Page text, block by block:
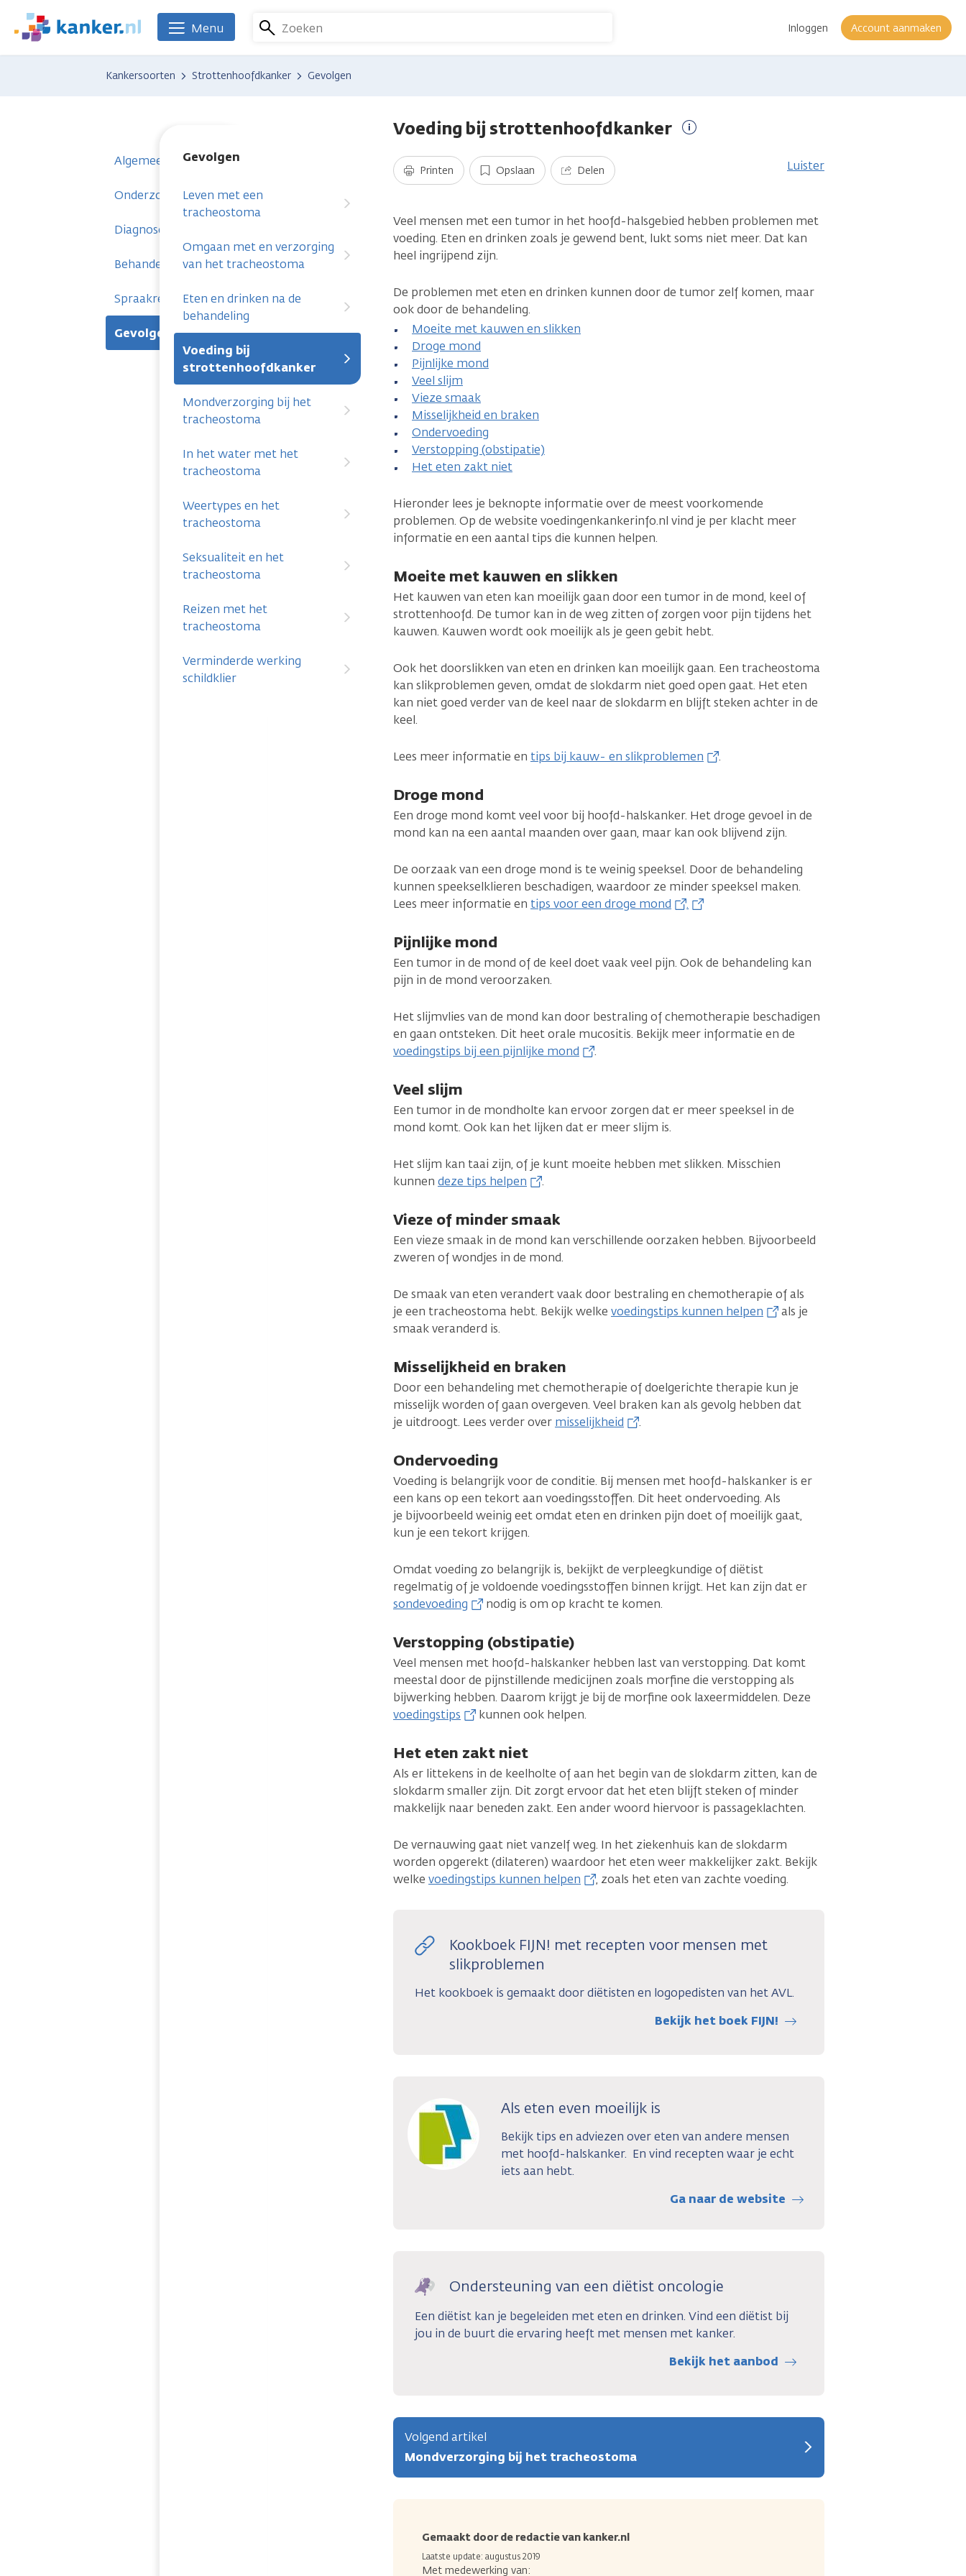
naar
We
zijn
Zoeken Inloggen Account aanmaken
Menu
Kankersoorten Strottenhoofdkanker Gevolgen
Algemeen
Onderzoeken
Diagnose
Behandelingen
Spraakrevalidatie
Gevolgen
Gevolgen
Leven met een
tracheostoma
Omgaan met en verzorging
van het tracheostoma
Eten en drinken na de
behandeling
Voeding bij
strottenhoofdkanker
Mondverzorging bij het
tracheostoma
In het water met het
tracheostoma
Weertypes en het
tracheostoma
Seksualiteit en het
tracheostoma
Reizen met het
tracheostoma
Verminderde werking
schildklier
Voeding bij strottenhoofdkanker
Printen Opslaan Delen Luister
Veel mensen met een tumor in het hoofd-halsgebied hebben problemen met
voeding. Eten en drinken zoals je gewend bent, lukt soms niet meer. Dat kan
heel ingrijpend zijn.
De problemen met eten en drinken kunnen door de tumor zelf komen, maar
ook door de behandeling.
Moeite met kauwen en slikken
Droge mond
Pijnlijke mond
Veel slijm
Vieze smaak
Misselijkheid en braken
Ondervoeding
Verstopping (obstipatie)
Het eten zakt niet
Hieronder lees je beknopte informatie over de meest voorkomende
problemen. Op de website voedingenkankerinfo.nl vind je per klacht meer
informatie en een aantal tips die kunnen helpen.
Moeite met kauwen en slikken
Het kauwen van eten kan moeilijk gaan door een tumor in de mond, keel of
strottenhoofd. De tumor kan in de weg zitten of zorgen voor pijn tijdens het
kauwen. Kauwen wordt ook moeilijk als je geen gebit hebt.
Ook het doorslikken van eten en drinken kan moeilijk gaan. Een tracheostoma
kan slikproblemen geven, omdat de slokdarm niet goed open gaat. Het eten
kan niet goed verder van de keel naar de slokdarm en blijft steken achter in de
keel.
Lees meer informatie en tips bij kauw- en slikproblemen .
Droge mond
Een droge mond komt veel voor bij hoofd-halskanker. Het droge gevoel in de
mond kan na een aantal maanden over gaan, maar kan ook blijvend zijn.
De oorzaak van een droge mond is te weinig speeksel. Door de behandeling
kunnen speekselklieren beschadigen, waardoor ze minder speeksel maken.
Lees meer informatie en tips voor een droge mond .
Pijnlijke mond
Een tumor in de mond of de keel doet vaak veel pijn. Ook de behandeling kan
pijn in de mond veroorzaken.
Het slijmvlies van de mond kan door bestraling of chemotherapie beschadigen
en gaan ontsteken. Dit heet orale mucositis. Bekijk meer informatie en de
voedingstips bij een pijnlijke mond
.
Veel slijm
Een tumor in de mondholte kan ervoor zorgen dat er meer speeksel in de
mond komt. Ook kan het lijken dat er meer slijm is.
Het slijm kan taai zijn, of je kunt moeite hebben met slikken. Misschien
kunnen deze tips helpen .
Vieze of minder smaak
Een vieze smaak in de mond kan verschillende oorzaken hebben. Bijvoorbeeld
zweren of wondjes in de mond.
De smaak van eten verandert vaak door bestraling en chemotherapie of als
je een tracheostoma hebt. Bekijk welke voedingstips kunnen helpen
als je
smaak veranderd is.
Misselijkheid en braken
Door een behandeling met chemotherapie of doelgerichte therapie kun je
misselijk worden of gaan overgeven. Veel braken kan als gevolg hebben dat
je uitdroogt. Lees verder over misselijkheid .
Ondervoeding
Voeding is belangrijk voor de conditie. Bij mensen met hoofd-halskanker is er
een kans op een tekort aan voedingsstoffen. Dit heet ondervoeding. Als
je bijvoorbeeld weinig eet omdat eten en drinken pijn doet of moeilijk gaat,
kun je een tekort krijgen.
Omdat voeding zo belangrijk is, bekijkt de verpleegkundige of diëtist
regelmatig of je voldoende voedingsstoffen binnen krijgt. Het kan zijn dat er
sondevoeding
nodig is om op kracht te komen.
Verstopping (obstipatie)
Veel mensen met hoofd-halskanker hebben last van verstopping. Dat komt
meestal door de pijnstillende medicijnen zoals morfine die verstopping als
bijwerking hebben. Daarom krijgt je bij de morfine ook laxeermiddelen. Deze
voedingstips
kunnen ook helpen.
Het eten zakt niet
Als er littekens in de keelholte of aan het begin van de slokdarm zitten, kan de
slokdarm smaller zijn. Dit zorgt ervoor dat het eten blijft steken of minder
makkelijk naar beneden zakt. Een ander woord hiervoor is passageklachten.
De vernauwing gaat niet vanzelf weg. In het ziekenhuis kan de slokdarm
worden opgerekt (dilateren) waardoor het eten weer makkelijker zakt. Bekijk
welke voedingstips kunnen helpen , zoals het eten van zachte voeding.
Kookboek FIJN! met recepten voor mensen met
slikproblemen
Het kookboek is gemaakt door diëtisten en logopedisten van het AVL.
Bekijk het boek FIJN!
Als eten even moeilijk is
Bekijk tips en adviezen over eten van andere mensen
met hoofd-halskanker. En vind recepten waar je echt
iets aan hebt.
Ga naar de website
Ondersteuning van een diëtist oncologie
Een diëtist kan je begeleiden met eten en drinken. Vind een diëtist bij
jou in de buurt die ervaring heeft met mensen met kanker.
Bekijk het aanbod
Volgend artikel
Mondverzorging bij het tracheostoma
Gemaakt door de redactie van kanker.nl
Laatste update: augustus 2019
Met medewerking van: